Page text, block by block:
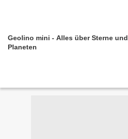
Geolino mini - Alles über Sterne und
Planeten